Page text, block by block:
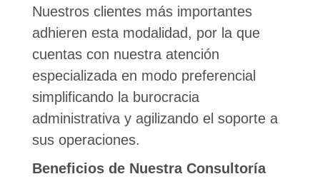
Nuestros clientes más importantes
adhieren esta modalidad, por la que
cuentas con nuestra atención
especializada en modo preferencial
simplificando la burocracia
administrativa y agilizando el soporte a
sus operaciones.
Beneficios de Nuestra Consultoría